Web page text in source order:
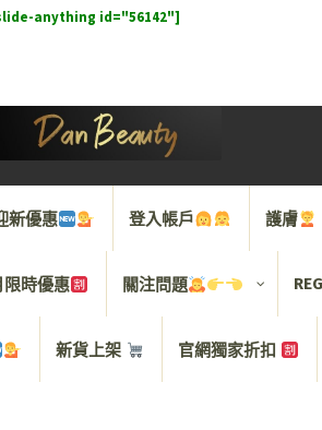
anything id="56142"]
新優惠 登入帳戶 護膚
限時優惠 關注問題
新貨上架 官網獨家折扣